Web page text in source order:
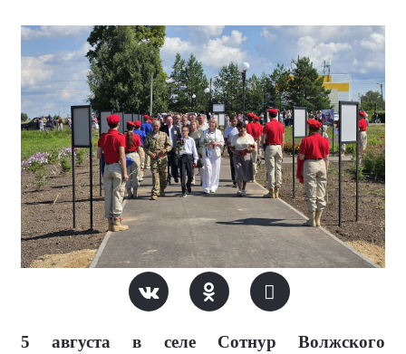
5 августа в селе Сотнур Волжского